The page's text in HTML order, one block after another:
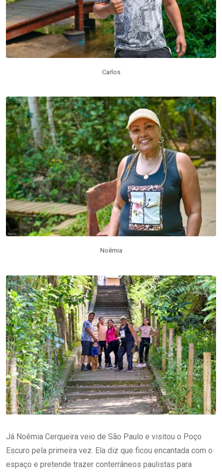
Carlos
Noêmia
Já Noêmia Cerqueira veio de São Paulo e visitou o Poço
Escuro pela primeira vez. Ela diz que ficou encantada com o
espaço e pretende trazer conterrâneos paulistas para